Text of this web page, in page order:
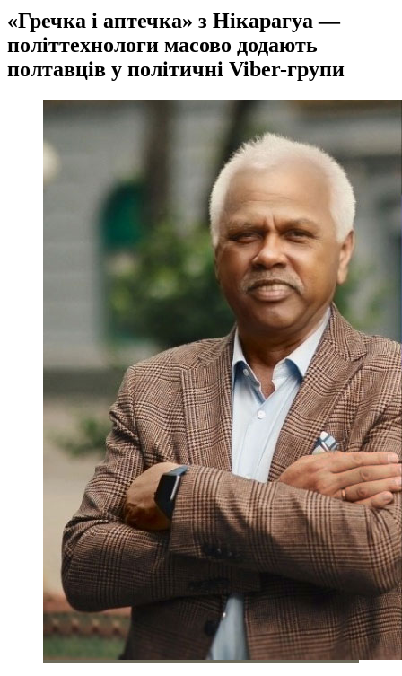
«Гречка і аптечка» з Нікарагуа —
політтехнологи масово додають
полтавців у політичні Viber-групи